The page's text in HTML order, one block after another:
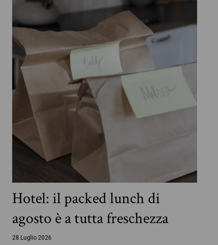
Hotel: il packed lunch di
agosto è a tutta freschezza
28 Luglio 2026